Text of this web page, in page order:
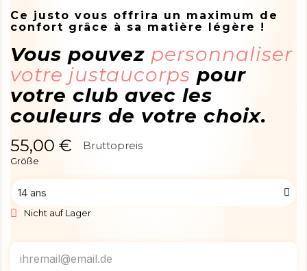
Ce justo vous offrira un maximum de
confort grâce à sa matière légère !
Vous pouvez personnaliser
votre justaucorps pour
votre club avec les
couleurs de votre choix.
55,00 € Bruttopreis
Größe
Nicht auf Lager